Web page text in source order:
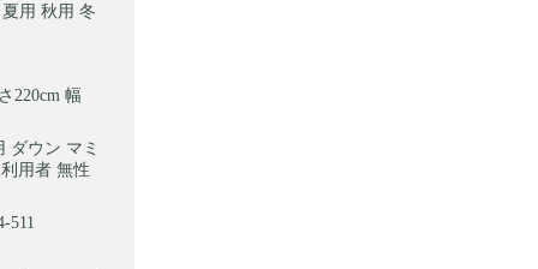
用 秋用 冬
220cm 幅
ダウン マミ
用者 無性
511